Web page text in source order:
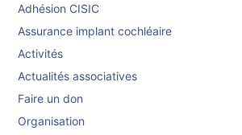
Adhésion CISIC
Assurance implant cochléaire
Activités
Actualités associatives
Faire un don
Organisation